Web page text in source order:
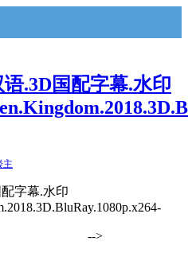
.3D国配字幕.水印
主
字幕.水印